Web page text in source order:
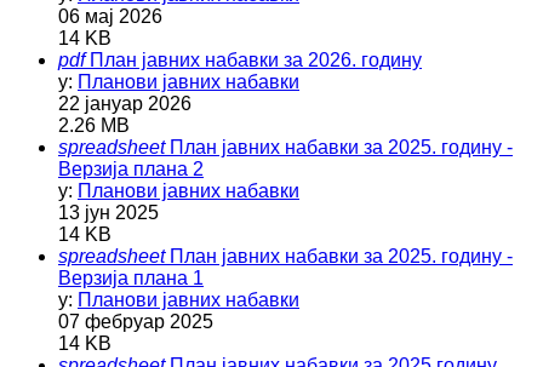
06 мај 2026
14 KB
pdf План јавних набавки за 2026. годину
у: Планови јавних набавки
22 јануар 2026
2.26 MB
spreadsheet План јавних набавки за 2025. годину -
Верзија плана 2
у: Планови јавних набавки
13 јун 2025
14 KB
spreadsheet План јавних набавки за 2025. годину -
Верзија плана 1
у: Планови јавних набавки
07 фебруар 2025
14 KB